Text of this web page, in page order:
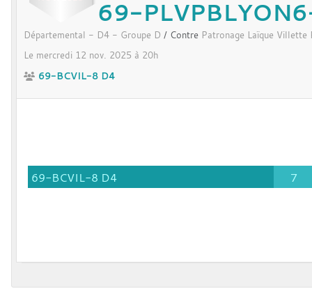
69-
Départemental - D4 - Groupe D / Contre Patronage Laïque Villette
Le mercredi 12 nov. 2025 à 20h
69-BCVIL-8 D4
69-BCVIL-8 D4 7